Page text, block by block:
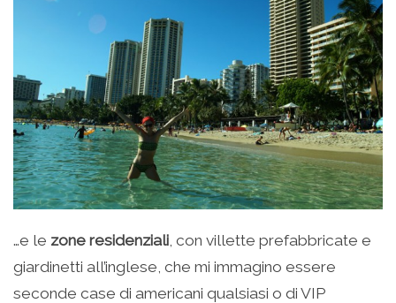
…e le zone residenziali , con villette prefabbricate e
giardinetti all’inglese, che mi immagino essere
seconde case di americani qualsiasi o di VIP